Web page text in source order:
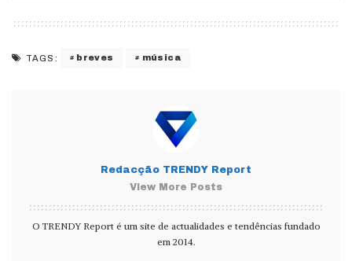
TAGS: breves música
Redacção TRENDY Report
View More Posts
O TRENDY Report é um site de actualidades e tendências fundado
em 2014.